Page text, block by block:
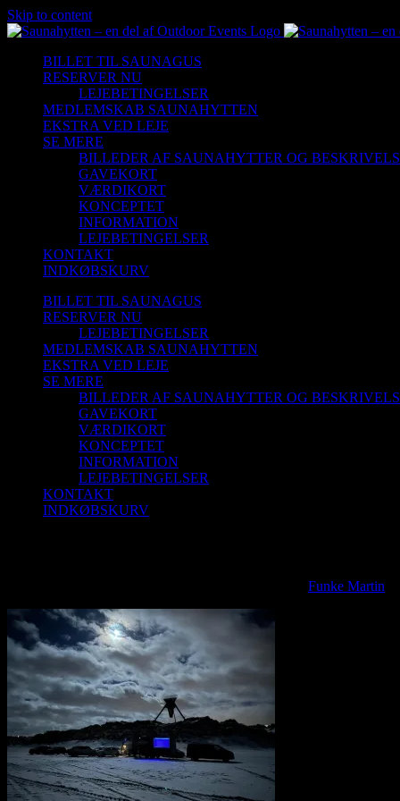
Skip to content
BILLET TIL SAUNAGUS
RESERVER NU
LEJEBETINGELSER
MEDLEMSKAB SAUNAHYTTEN
EKSTRA VED LEJE
SE MERE
BILLEDER AF SAUNAHYTTER OG
GAVEKORT
VÆRDIKORT
KONCEPTET
INFORMATION
LEJEBETINGELSER
KONTAKT
INDKØBSKURV
BILLET TIL SAUNAGUS
RESERVER NU
LEJEBETINGELSER
MEDLEMSKAB SAUNAHYTTEN
EKSTRA VED LEJE
SE MERE
BILLEDER AF SAUNAHYTTER OG
GAVEKORT
VÆRDIKORT
KONCEPTET
INFORMATION
LEJEBETINGELSER
KONTAKT
INDKØBSKURV
Funke Martin